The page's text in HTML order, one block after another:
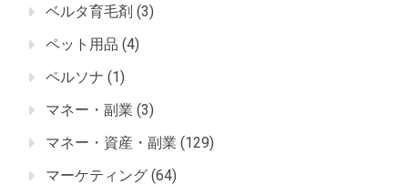
ベルタ育毛剤 (3)
ペット用品 (4)
ペルソナ (1)
マネー・副業 (3)
マネー・資産・副業 (129)
マーケティング (64)